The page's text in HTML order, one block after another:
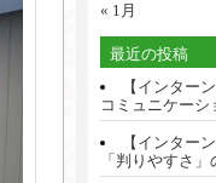
« 1月
最近の投稿
【インター
コミュニケーシ
【インター
「判りやすさ